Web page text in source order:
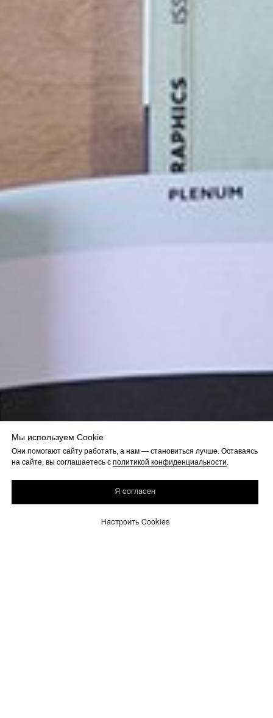
Мы используем Cookie
Они помогают сайту работать, а нам — становиться лучше. Оставаясь
на сайте, вы соглашаетесь с политикой конфиденциальности.
Я согласен
Настроить Cookies